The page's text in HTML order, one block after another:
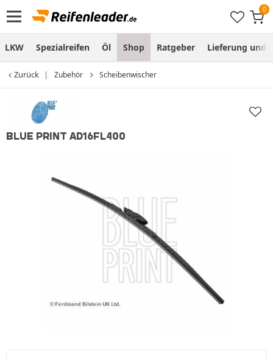
LKW Spezialreifen Öl Shop Ratgeber Lieferung und
Zurück Zubehör Scheibenwischer
BLUE PRINT AD16FL400